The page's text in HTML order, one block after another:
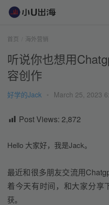
首页 海外营销
听说你也想用
容创作
好学的Jack March 25, 2023
Post Views: 2,872
Hello 大家好，我是Jack。
最近和很多朋友交流用
着今天有时间，和大家分享
获。